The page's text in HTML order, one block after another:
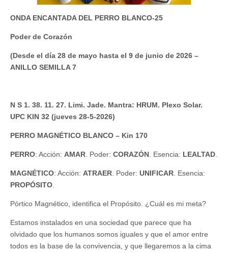
ONDA ENCANTADA DEL PERRO BLANCO-25
Poder de Corazón
(Desde el día 28 de mayo hasta el 9 de junio de 2026 –
ANILLO SEMILLA 7
N S 1. 38. 11. 27. Limi. Jade. Mantra: HRUM. Plexo Solar.
UPC KIN 32 (jueves 28-5-2026)
PERRO MAGNÉTICO BLANCO – Kin 170
PERRO: Acción: AMAR. Poder: CORAZÓN. Esencia: LEALTAD.
MAGNÉTICO: Acción: ATRAER. Poder: UNIFICAR. Esencia:
PROPÓSITO.
Pórtico Magnético, identifica el Propósito. ¿Cuál es mi meta?
Estamos instalados en una sociedad que parece que ha
olvidado que los humanos somos iguales y que el amor entre
todos es la base de la convivencia, y que llegaremos a la cima